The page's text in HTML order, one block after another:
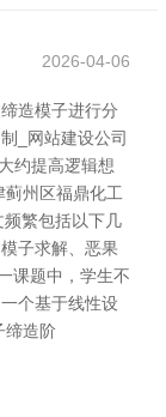
2026-04-06
造模子进行分
_网站建设公司
约提高逻辑想
州区福鼎化工
繁包括以下几
子求解、恶果
课题中，学生不
个基于线性设
缔造阶